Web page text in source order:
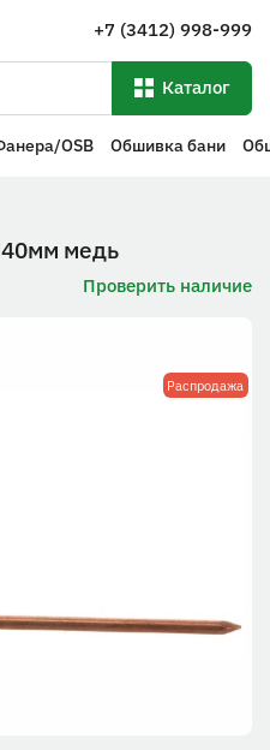
+7 (3412) 998-999
Каталог
OSB Обшивка бани
медь
Проверить наличие
Распродажа